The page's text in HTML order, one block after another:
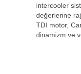
intercooler
değerlerine
TDI motor,
dinamizm ve